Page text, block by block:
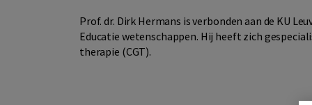
Prof. dr. Dirk Hermans is verbonden aan de KU
Educatie wetenschappen. Hij heeft zich
therapie (CGT).